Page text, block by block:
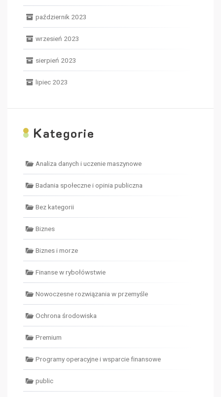
październik 2023
wrzesień 2023
sierpień 2023
lipiec 2023
Kategorie
Analiza danych i uczenie maszynowe
Badania społeczne i opinia publiczna
Bez kategorii
Biznes
Biznes i morze
Finanse w rybołówstwie
Nowoczesne rozwiązania w przemyśle
Ochrona środowiska
Premium
Programy operacyjne i wsparcie finansowe
public